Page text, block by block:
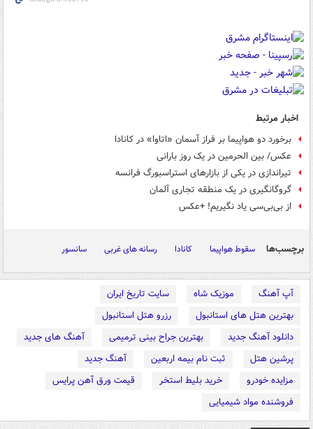
اخبار مرتبط
برخورد دو هواپیما بر فراز آسمان «اتاوا» در کانادا
عکس/ بین الحرمین در یک روز بارانی
تیراندازی در یکی از بازارهای استراسبورگ فرانسه
گروگانگیری در یک منطقه تجاری آلمان
از بی‌بی‌سی یاد نگیریم! +عکس
برچسب‌ها سقوط هواپیما کانادا رسانه های غربی سانسور
آپ آهنگ موزیک شاه
سایت تاریخ ایران
بهترین هتل های استانبول
رزرو هتل استانبول
دانلود آهنگ جدید
بهترین جراح بینی ترمیمی
آهنگ های جدید
پرشین هتل
ثبت نام بیمه اربعین
آهنگ جدید
مزایده خودرو
خرید بلیط استخر
قیمت ورق آهن پرایس
فروشنده مواد شیمیایی